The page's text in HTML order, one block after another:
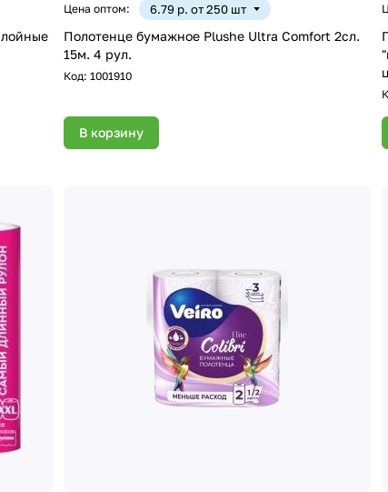
Цена оптом: 6.79 р. от 250 шт
Полотенце бумажное Plushe Ultra Comfort 2сл.
15м. 4 рул.
Код: 1001910
В корзину